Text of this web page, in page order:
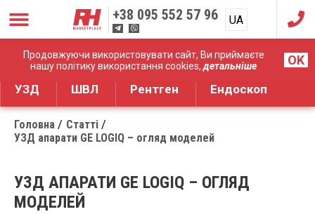
Продовжуючи використовувати сайт, Ви приймаєте
нашу політику використання cookies,детальніше OK
+38 095 552 57 96 UA
RU
Дистрибуція медичного обладнання
УЗД ШВЛ Рентген Ендоскоп
Головна
Статті
УЗД апарати GE LOGIQ – огляд моделей
УЗД АПАРАТИ GE LOGIQ – ОГЛЯД
МОДЕЛЕЙ